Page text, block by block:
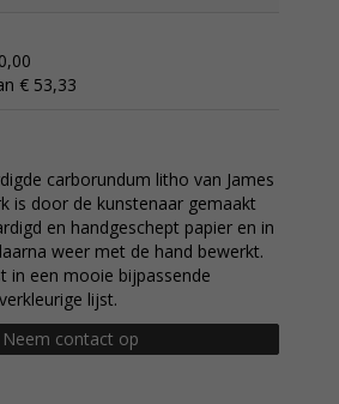
€ 53,33
carborundum litho van James
is door de kunstenaar gemaakt
en handgeschept papier en in
weer met de hand bewerkt.
in een mooie bijpassende
lijst.
Neem contact op